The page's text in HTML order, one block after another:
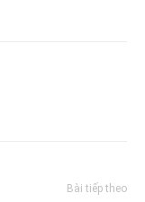
Bài tiếp theo